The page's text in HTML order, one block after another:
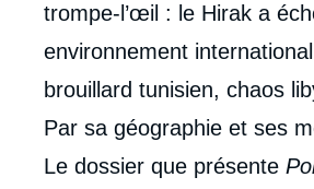
trompe-l’œil : le Hirak a
environnement
brouillard tunisien, chaos
Par sa géographie et ses
Le dossier que présente